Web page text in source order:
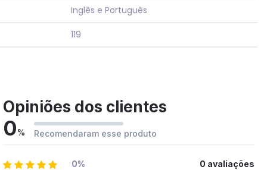
Inglês e Português
119
Opiniões dos clientes
0% Recomendaram esse produto
0% 0 avaliações